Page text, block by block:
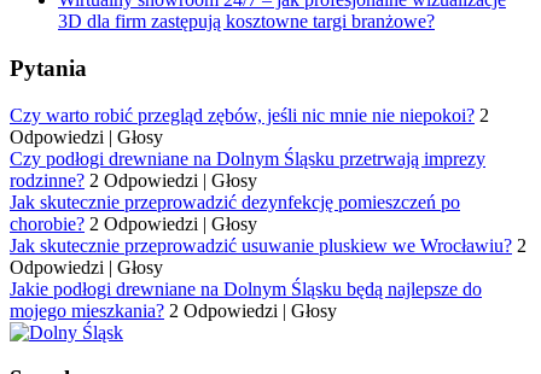
3D dla firm zastępują kosztowne targi branżowe?
Pytania
Czy warto robić przegląd zębów, jeśli nic mnie nie niepokoi? 2
Odpowiedzi | Głosy
Czy podłogi drewniane na Dolnym Śląsku przetrwają imprezy
rodzinne? 2 Odpowiedzi | Głosy
Jak skutecznie przeprowadzić dezynfekcję pomieszczeń po
chorobie? 2 Odpowiedzi | Głosy
Jak skutecznie przeprowadzić usuwanie pluskiew we Wrocławiu? 2
Odpowiedzi | Głosy
Jakie podłogi drewniane na Dolnym Śląsku będą najlepsze do
mojego mieszkania? 2 Odpowiedzi | Głosy